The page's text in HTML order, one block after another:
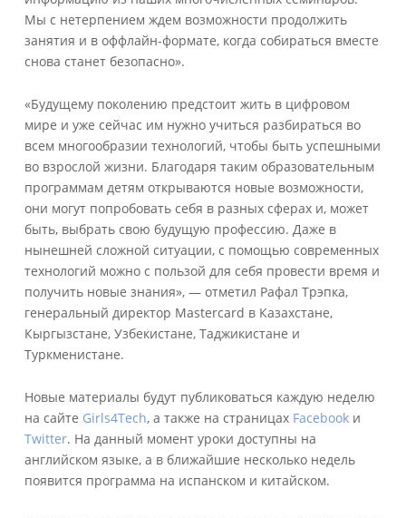
Мы с нетерпением ждем возможности продолжить
занятия и в оффлайн-формате, когда собираться вместе
снова станет безопасно».
«Будущему поколению предстоит жить в цифровом
мире и уже сейчас им нужно учиться разбираться во
всем многообразии технологий, чтобы быть успешными
во взрослой жизни. Благодаря таким образовательным
программам детям открываются новые возможности,
они могут попробовать себя в разных сферах и, может
быть, выбрать свою будущую профессию. Даже в
нынешней сложной ситуации, с помощью современных
технологий можно с пользой для себя провести время и
получить новые знания», — отметил Рафал Трэпка,
генеральный директор Mastercard в Казахстане,
Кыргызстане, Узбекистане, Таджикистане и
Туркменистане.
Новые материалы будут публиковаться каждую неделю
на сайте Girls4Tech, а также на страницах Facebookи
Twitter. На данный момент уроки доступны на
английском языке, а в ближайшие несколько недель
появится программа на испанском и китайском.